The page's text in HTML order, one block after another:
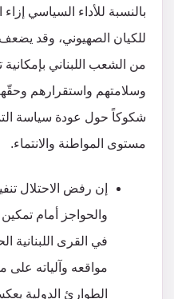
بالنسبة للأداء السياسي
للكيان الصهيوني، وقد
من الشعب اللبناني
وسلامتهم واستقرارهم
شكوكاً حول عودة سياسة
مستوى المواطنة والانتماء.
والحواجز أمام تمكين
في القرى اللبنانية
مواقعه وآلياته
الطوارئ الدولية